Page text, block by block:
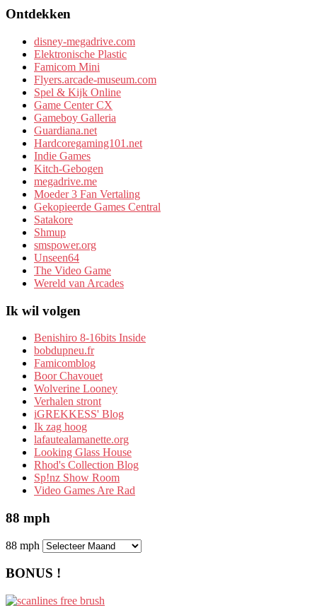
Ontdekken
disney-megadrive.com
Elektronische Plastic
Famicom Mini
Flyers.arcade-museum.com
Spel & Kijk Online
Game Center CX
Gameboy Galleria
Guardiana.net
Hardcoregaming101.net
Indie Games
Kitch-Gebogen
megadrive.me
Moeder 3 Fan Vertaling
Gekopieerde Games Central
Satakore
Shmup
smspower.org
Unseen64
The Video Game
Wereld van Arcades
Ik wil volgen
Benishiro 8-16bits Inside
bobdupneu.fr
Famicomblog
Boor Chavouet
Wolverine Looney
Verhalen stront
iGREKKESS' Blog
Ik zag hoog
lafautealamanette.org
Looking Glass House
Rhod's Collection Blog
Sp!nz Show Room
Video Games Are Rad
88 mph
88 mph
BONUS !